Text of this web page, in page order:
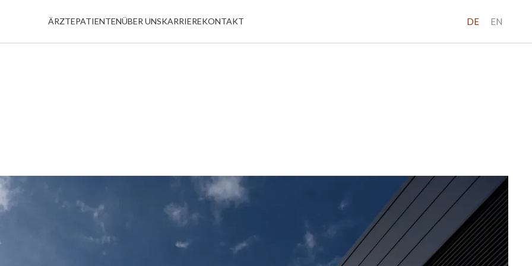
ÄRZTEPATIENTENÜBER UNSKARRIEREKONTAKT DE EN